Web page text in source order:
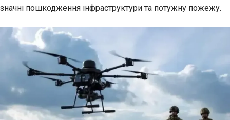
значні пошкодження інфраструктури та потужну пожежу.